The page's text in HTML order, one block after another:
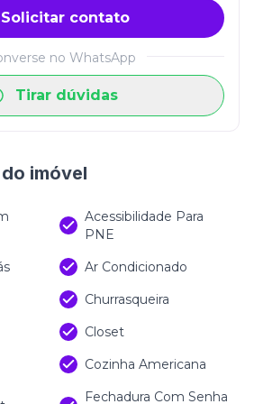
Solicitar contato
no WhatsApp
Tirar dúvidas
imóvel
Acessibilidade Para
PNE
Ar Condicionado
Churrasqueira
Closet
Cozinha Americana
Fechadura Com Senha